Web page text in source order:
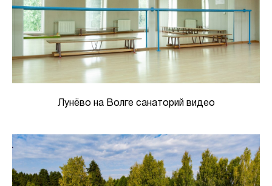
Лунёво на Волге санаторий видео